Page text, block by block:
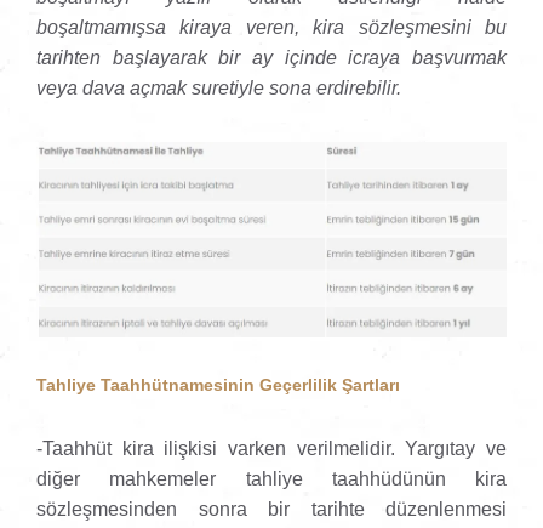
boşaltmamışsa kiraya veren, kira sözleşmesini bu
tarihten başlayarak bir ay içinde icraya başvurmak
veya dava açmak suretiyle sona erdirebilir.
Tahliye Taahhütnamesinin Geçerlilik Şartları
-Taahhüt kira ilişkisi varken verilmelidir. Yargıtay ve
diğer mahkemeler tahliye taahhüdünün kira
sözleşmesinden sonra bir tarihte düzenlenmesi